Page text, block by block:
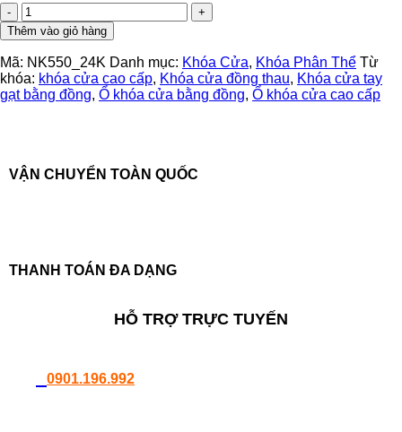
Khóa
cửa
phân
thể
bằng
đồng
NK550-
số
lượng
Thêm vào giỏ hàng
Mã: NK550_24K Danh mục: Khóa Cửa, Khóa Phân Thể Từ
khóa: khóa cửa cao cấp, Khóa cửa đồng thau, Khóa cửa tay
gạt bằng đồng, Ổ khóa cửa bằng đồng, Ổ khóa cửa cao cấp
VẬN CHUYỂN TOÀN QUỐC
THANH TOÁN ĐA DẠNG
HỖ TRỢ TRỰC TUYẾN
0901.196.992